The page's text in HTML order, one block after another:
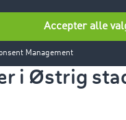
2025)
i Østrig